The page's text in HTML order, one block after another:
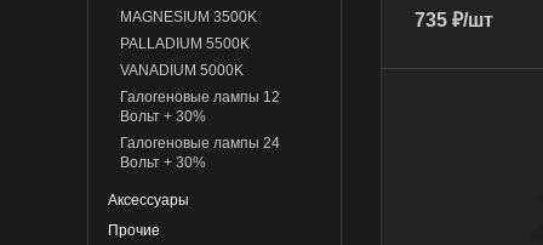
735 ₽/шт
MAGNESIUM 3500K
PALLADIUM 5500K
VANADIUM 5000K
Галогеновые лампы 12
Вольт + 30%
Галогеновые лампы 24
Вольт + 30%
Аксессуары
Прочие